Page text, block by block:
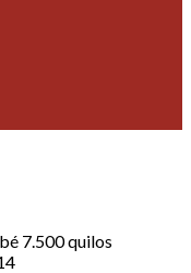
7.500 quilos